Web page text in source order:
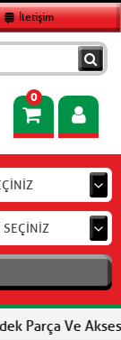
İletişim
0
SEÇİNİZ
Ve